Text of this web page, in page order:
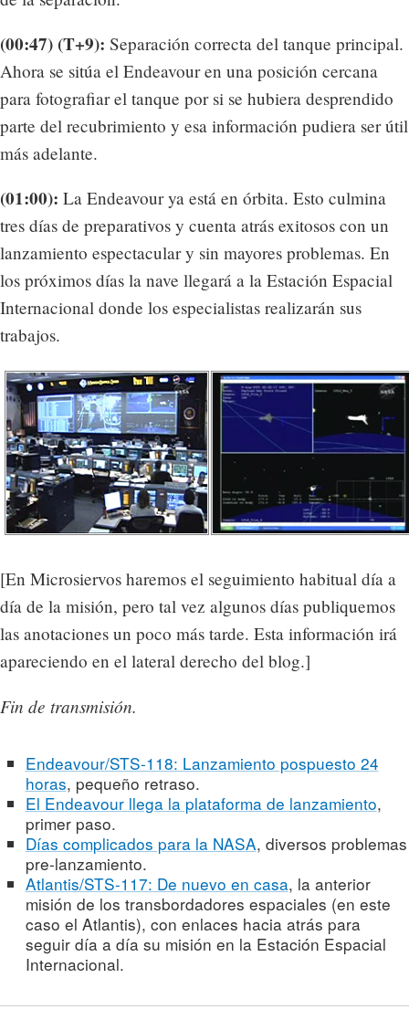
(00:47) (T+9): Separación correcta del tanque principal.
Ahora se sitúa el Endeavour en una posición cercana
para fotografiar el tanque por si se hubiera desprendido
parte del recubrimiento y esa información pudiera ser útil
más adelante.
(01:00): La Endeavour ya está en órbita. Esto culmina
tres días de preparativos y cuenta atrás exitosos con un
lanzamiento espectacular y sin mayores problemas. En
los próximos días la nave llegará a la Estación Espacial
Internacional donde los especialistas realizarán sus
trabajos.
[En Microsiervos haremos el seguimiento habitual día a
día de la misión, pero tal vez algunos días publiquemos
las anotaciones un poco más tarde. Esta información irá
apareciendo en el lateral derecho del blog.]
Fin de transmisión.
Endeavour/STS-118: Lanzamiento pospuesto 24
horas, pequeño retraso.
El Endeavour llega la plataforma de lanzamiento,
primer paso.
Días complicados para la NASA, diversos problemas
pre-lanzamiento.
Atlantis/STS-117: De nuevo en casa, la anterior
misión de los transbordadores espaciales (en este
caso el Atlantis), con enlaces hacia atrás para
seguir día a día su misión en la Estación Espacial
Internacional.